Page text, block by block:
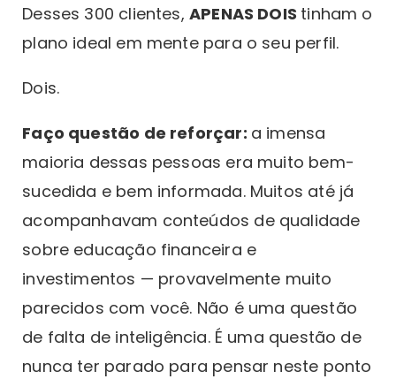
Desses 300 clientes, APENAS DOIS tinham o
plano ideal em mente para o seu perfil.
Dois.
Faço questão de reforçar: a imensa
maioria dessas pessoas era muito bem-
sucedida e bem informada. Muitos até já
acompanhavam conteúdos de qualidade
sobre educação financeira e
investimentos — provavelmente muito
parecidos com você. Não é uma questão
de falta de inteligência. É uma questão de
nunca ter parado para pensar neste ponto